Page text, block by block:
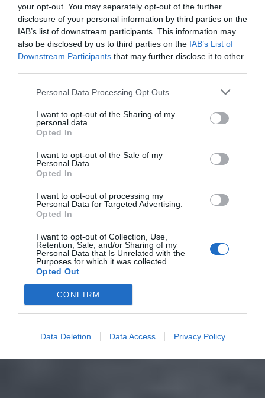
your opt-out. You may separately opt-out of the further
disclosure of your personal information by third parties on the
IAB’s list of downstream participants. This information may
also be disclosed by us to third parties on the IAB’s List of
Downstream Participants that may further disclose it to other
Personal Data Processing Opt Outs
I want to opt-out of the Sharing of my
personal data.
Opted In
I want to opt-out of the Sale of my
Personal Data.
Opted In
I want to opt-out of processing my
Personal Data for Targeted Advertising.
Opted In
I want to opt-out of Collection, Use,
Retention, Sale, and/or Sharing of my
Personal Data that Is Unrelated with the
Purposes for which it was collected.
Opted Out
CONFIRM
Data Deletion Data Access Privacy Policy